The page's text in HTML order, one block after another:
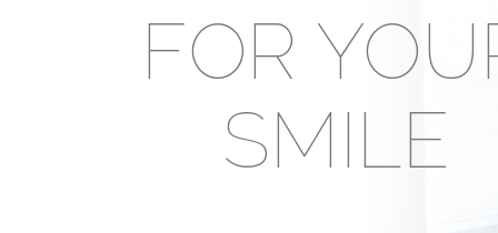
FOR
SMILE